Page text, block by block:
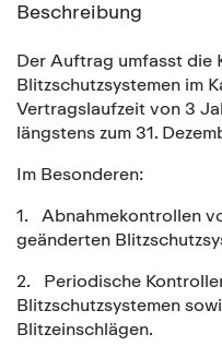
Beschreibung
Der Auftrag umfasst die
Blitzschutzsystemen im
Vertragslaufzeit von 3
längstens zum 31.
Im Besonderen:
1. Abnahmekontrollen
geänderten
2. Periodische
Blitzschutzsystemen
Blitzeinschlägen.